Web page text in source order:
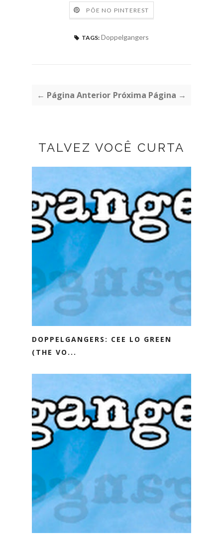
PÕE NO PINTEREST
TAGS: Doppelgangers
← Página Anterior Próxima Página →
TALVEZ VOCÊ CURTA
DOPPELGANGERS: CEE LO GREEN
(THE VO...